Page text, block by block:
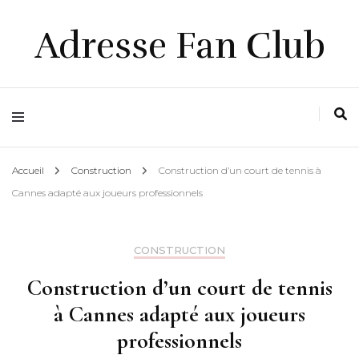
Adresse Fan Club
Accueil Construction
Construction d’un court de tennis à
Cannes adapté aux joueurs professionnels
CONSTRUCTION
Construction d’un court de tennis
à Cannes adapté aux joueurs
professionnels